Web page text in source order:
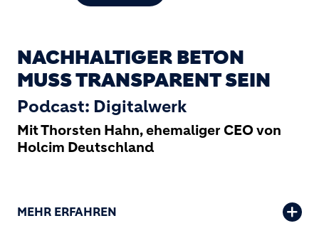
NACHHALTIGER BETON
MUSS TRANSPARENT SEIN
Podcast: Digitalwerk
Mit Thorsten Hahn, ehemaliger CEO von
Holcim Deutschland
MEHR ERFAHREN